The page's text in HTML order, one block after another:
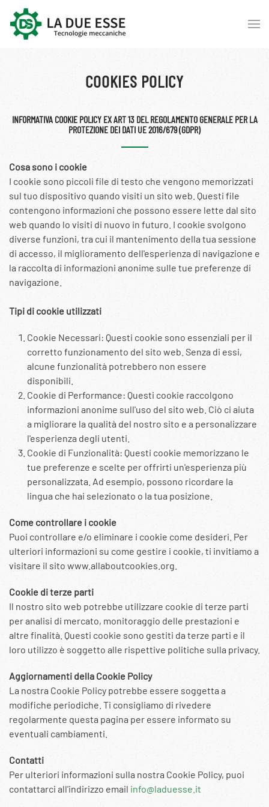
Skip to main content
COOKIES POLICY
INFORMATIVA COOKIE POLICY EX ART 13 DEL REGOLAMENTO GENERALE PER LA
PROTEZIONE DEI DATI UE 2016/679 (GDPR)
Cosa sono i cookie
I cookie sono piccoli file di testo che vengono memorizzati
sul tuo dispositivo quando visiti un sito web. Questi file
contengono informazioni che possono essere lette dal sito
web quando lo visiti di nuovo in futuro. I cookie svolgono
diverse funzioni, tra cui il mantenimento della tua sessione
di accesso, il miglioramento dell'esperienza di navigazione e
la raccolta di informazioni anonime sulle tue preferenze di
navigazione.
Tipi di cookie utilizzati
Cookie Necessari: Questi cookie sono essenziali per il
corretto funzionamento del sito web. Senza di essi,
alcune funzionalità potrebbero non essere
disponibili.
Cookie di Performance: Questi cookie raccolgono
informazioni anonime sull'uso del sito web. Ciò ci aiuta
a migliorare la qualità del nostro sito e a personalizzare
l'esperienza degli utenti.
Cookie di Funzionalità: Questi cookie memorizzano le
tue preferenze e scelte per offrirti un'esperienza più
personalizzata. Ad esempio, possono ricordare la
lingua che hai selezionato o la tua posizione.
Come controllare i cookie
Puoi controllare e/o eliminare i cookie come desideri. Per
ulteriori informazioni su come gestire i cookie, ti invitiamo a
visitare il sito www.allaboutcookies.org.
Cookie di terze parti
Il nostro sito web potrebbe utilizzare cookie di terze parti
per analisi di mercato, monitoraggio delle prestazioni e
altre finalità. Questi cookie sono gestiti da terze parti e il
loro utilizzo è soggetto alle rispettive politiche sulla privacy.
Aggiornamenti della Cookie Policy
La nostra Cookie Policy potrebbe essere soggetta a
modifiche periodiche. Ti consigliamo di rivedere
regolarmente questa pagina per essere informato su
eventuali cambiamenti.
Contatti
Per ulteriori informazioni sulla nostra Cookie Policy, puoi
contattarci all'indirizzo email info@laduesse.it